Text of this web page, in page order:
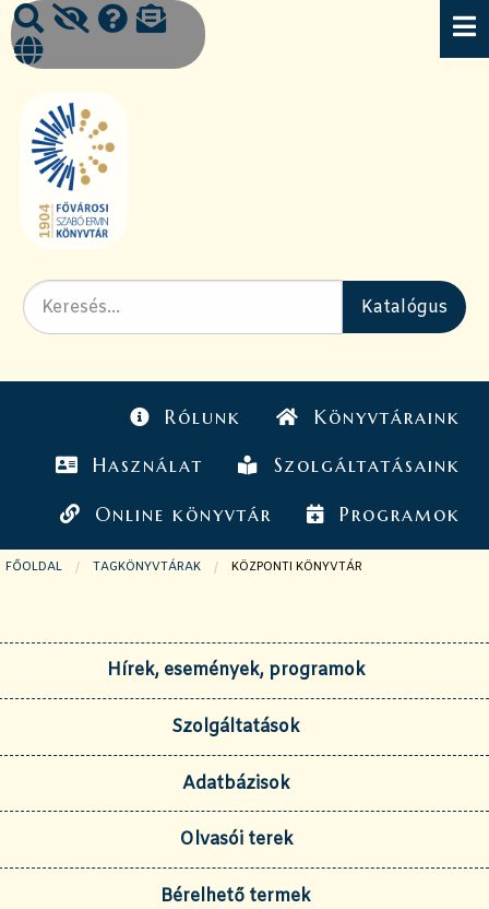
Rólunk Könyvtáraink
Használat Szolgáltatásaink
Online könyvtár Programok
FŐOLDAL TAGKÖNYVTÁRAK JELENLEGI OLDAL:
KÖZPONTI KÖNYVTÁR
Hírek, események, programok
Szolgáltatások
Adatbázisok
Olvasói terek
Bérelhető termek